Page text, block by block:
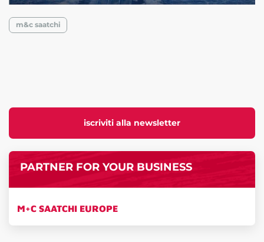
iscriviti alla newsletter
PARTNER FOR YOUR BUSINESS
M+C SAATCHI EUROPE
m&c saatchi